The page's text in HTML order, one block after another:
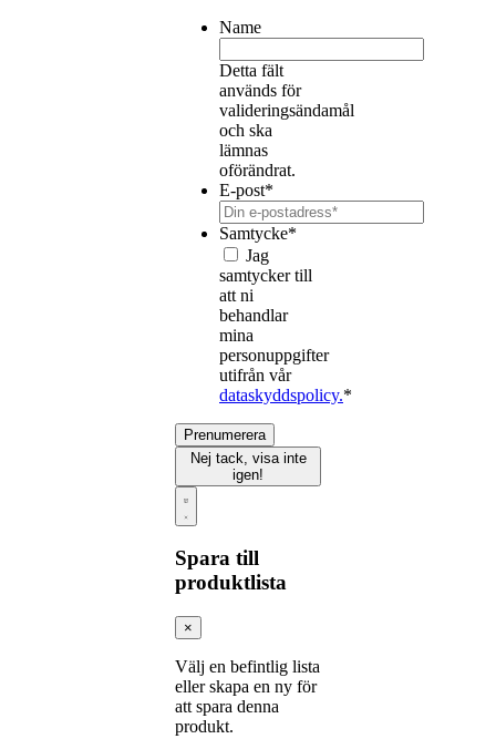
Name
Detta fält
används för
valideringsändamål
och ska
lämnas
oförändrat.
E-post*
Samtycke*
Jag
samtycker till
att ni
behandlar
mina
personuppgifter
utifrån vår
dataskyddspolicy.*
Prenumerera
Nej tack, visa inte
igen!
Spara till
produktlista
×
Välj en befintlig lista
eller skapa en ny för
att spara denna
produkt.